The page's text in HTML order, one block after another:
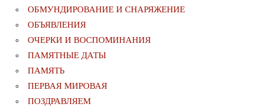
ОБМУНДИРОВАНИЕ И СНАРЯЖЕНИЕ
ОБЪЯВЛЕНИЯ
ОЧЕРКИ И ВОСПОМИНАНИЯ
ПАМЯТНЫЕ ДАТЫ
ПАМЯТЬ
ПЕРВАЯ МИРОВАЯ
ПОЗДРАВЛЯЕМ